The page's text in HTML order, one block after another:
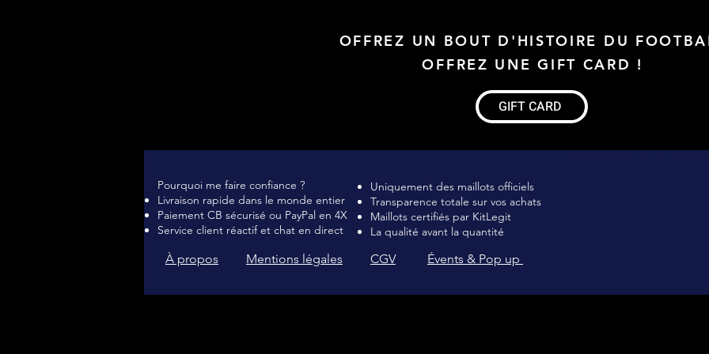
OFFREZ UN BOUT D'HISTOIRE DU
OFFREZ UNE GIFT CARD !
GIFT CARD
Pourquoi me faire confiance ?
Livraison rapide dans le monde entier
Paiement CB sécurisé ou PayPal en 4X
Service client réactif et chat en direct
Uniquement des maillots officiels
Transparence totale sur vos achats
Maillots certifiés par KitLegit
La qualité avant la quantité
À propos Mentions légales CGV Évents & Pop up